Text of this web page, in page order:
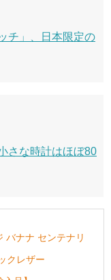
チ」、日本限定の
さな時計はほぼ80
バナナ センテナリ
クレザー